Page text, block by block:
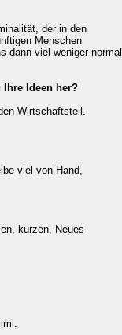
der in den
Menschen
dann viel weniger normal
Ihre Ideen her?
Wirtschaftsteil.
viel von Hand,
kürzen, Neues